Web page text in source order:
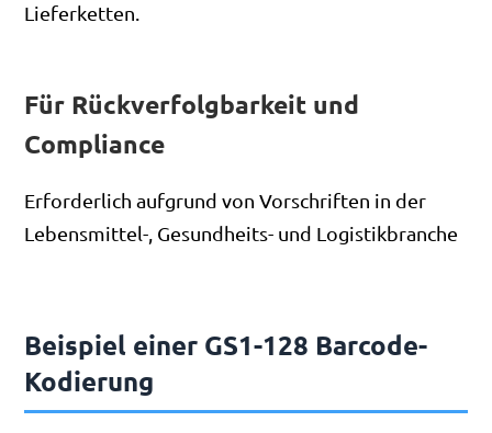
Lieferketten.
Für Rückverfolgbarkeit und
Compliance
Erforderlich aufgrund von Vorschriften in der
Lebensmittel-, Gesundheits- und Logistikbranche
Beispiel einer GS1-128 Barcode-
Kodierung